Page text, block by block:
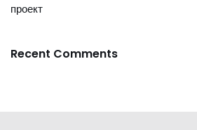
проект
Recent Comments